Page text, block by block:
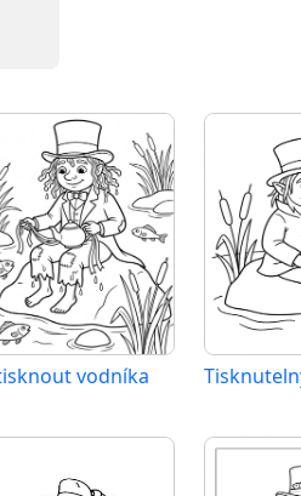
vodníka